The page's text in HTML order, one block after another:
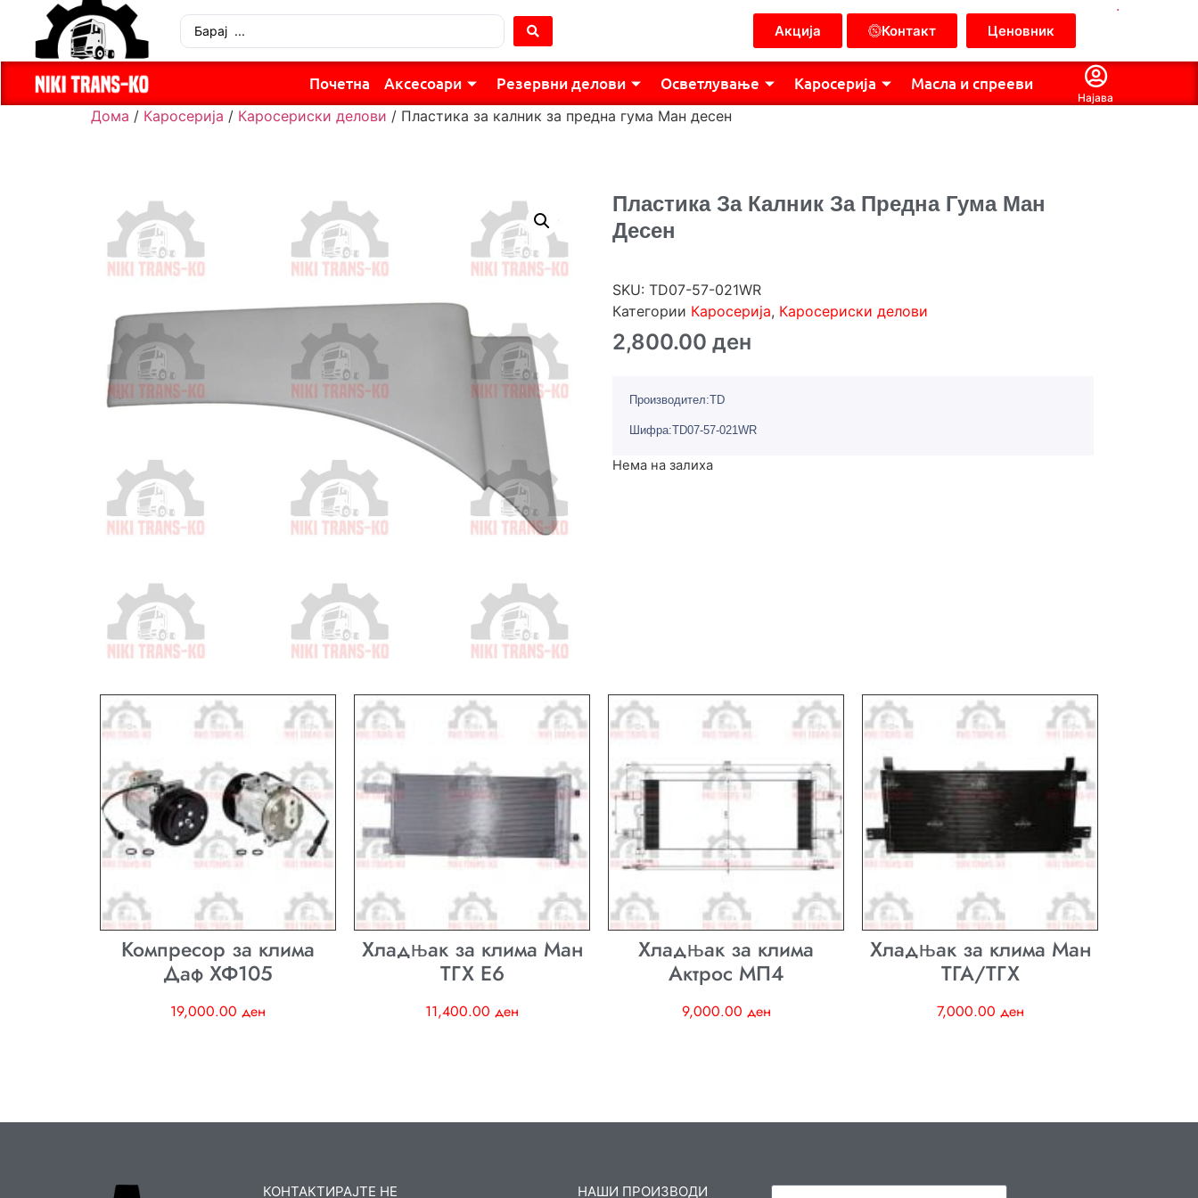
Акција Контакт Ценовник
.
Почетна Аксесоари Резервни делови Осветлување Каросерија Масла и спрееви
Најава
Дома / Каросерија / Каросериски делови / Пластика за калник за предна гума Ман десен
Пластика За Калник За Предна Гума Ман
Десен
SKU: TD07-57-021WR
Категории Каросерија, Каросериски делови
2,800.00 ден
Производител:TD
Шифра:TD07-57-021WR
Нема на залиха
Компресор за клима
Даф ХФ105
19,000.00 ден
Хладњак за клима Ман
ТГХ E6
11,400.00 ден
Хладњак за клима
Актрос МП4
9,000.00 ден
Хладњак за клима Ман
ТГА/ТГХ
7,000.00 ден
КОНТАКТИРАЈТЕ НЕ НАШИ ПРОИЗВОДИ